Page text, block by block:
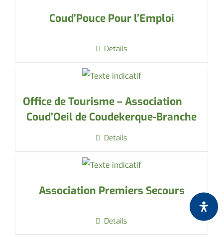
Coud’Pouce Pour l’Emploi
Details
Office de Tourisme – Association
Coud’Oeil de Coudekerque-Branche
Details
Association Premiers Secours
Details